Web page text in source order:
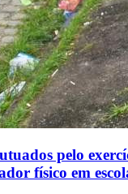
pelo
físico em